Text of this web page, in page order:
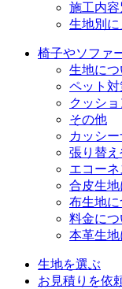
施工内容
生地別に
椅子やソファ
生地につ
ペット
クッシ
その他
カッシー
張り替
エコー
合皮生地
布生地に
料金につ
本革生地
生地を選ぶ
お見積りを依